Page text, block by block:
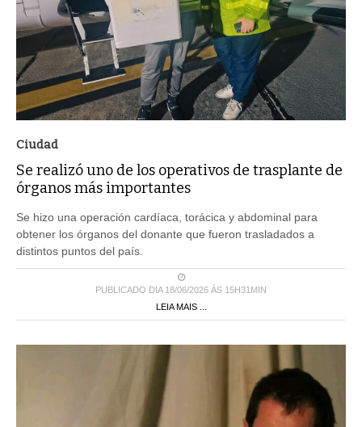
Ciudad
Se realizó uno de los operativos de trasplante de
órganos más importantes
Se hizo una operación cardíaca, torácica y abdominal para
obtener los órganos del donante que fueron trasladados a
distintos puntos del país.
PUBLICADO DIA 18/06/2026 ÀS 15H31MIN
LEIA MAIS ...